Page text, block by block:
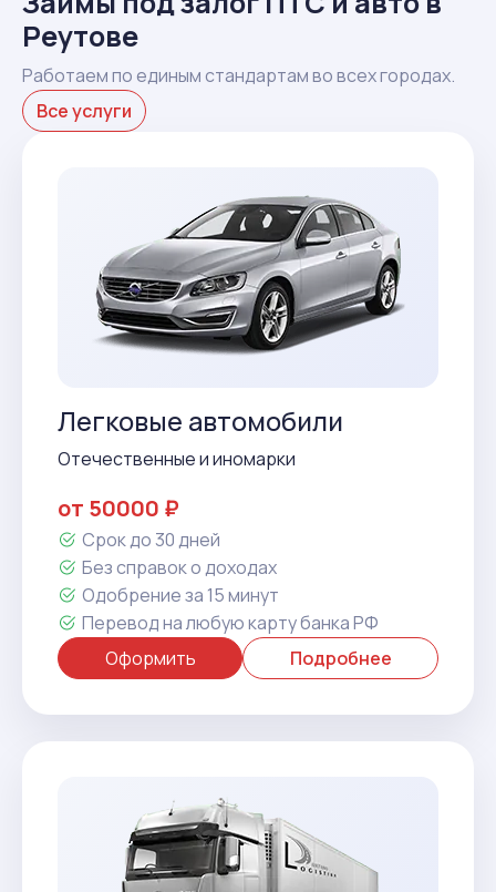
Реутове
Работаем по единым стандартам во всех городах.
Все услуги
Легковые автомобили
Отечественные и иномарки
от 50000 ₽
Срок до 30 дней
Без справок о доходах
Одобрение за 15 минут
Перевод на любую карту банка РФ
Оформить
Подробнее